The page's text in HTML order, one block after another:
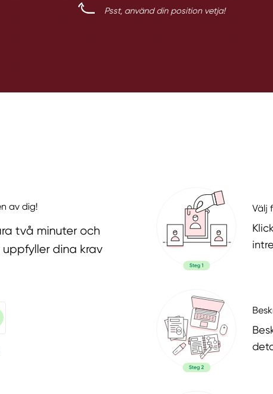
Psst, använd din position vetja!
av dig!
två minuter och
dina krav
Välj